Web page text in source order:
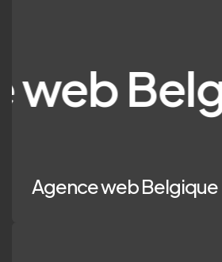
Belgique
Agence web Belgique